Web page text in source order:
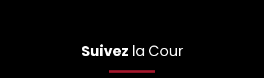
Suivez la Cour